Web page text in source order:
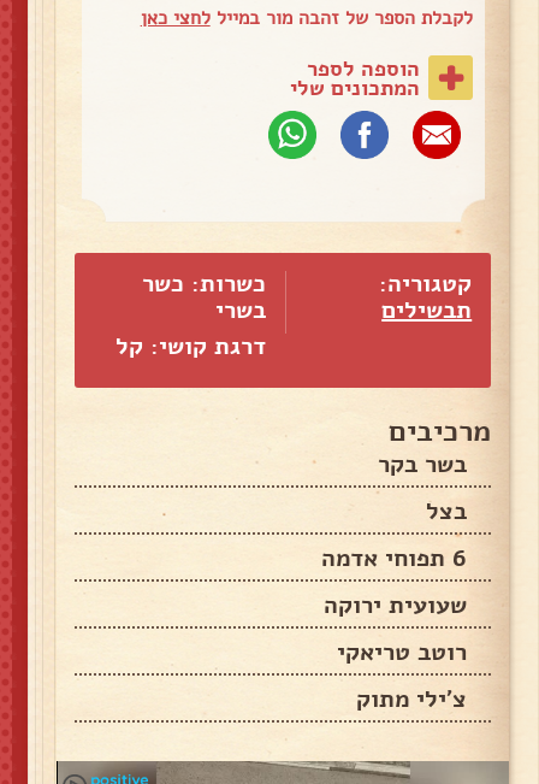
לקבלת הספר של זהבה מור במייללחצי כאן
הוספה לספר
המתכונים שלי
קטגוריה:
תבשילים
כשרות: כשר
בשרי
דרגת קושי: קל
מרכיבים
בשר בקר
בצל
6 תפוחי אדמה
שעועית ירוקה
רוטב טריאקי
צ'ילי מתוק